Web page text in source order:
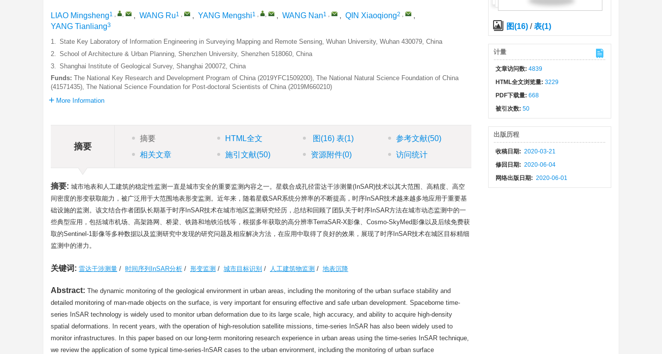
LIAO Mingsheng1 , , , WANG Ru1 , , YANG Mengshi1 , , , WANG Nan1 , , QIN Xiaoqiong2 ,
,
YANG Tianliang3
1. State Key Laboratory of Information Engineering in Surveying Mapping and Remote Sensing, Wuhan University, Wuhan 430079, China
2. School of Architecture & Urban Planning, Shenzhen University, Shenzhen 518060, China
3. Shanghai Institute of Geological Survey, Shanghai 200072, China
Funds: The National Key Research and Development Program of China (2019YFC1509200), The National Natural Science Foundation of China
(41571435), The National Science Foundation for Post-doctoral Scientists of China (2019M660210)
More Information
摘要
摘要 HTML全文 图 (16)表(1) 参考文献(50)
相关文章
施引文献(50) 资源附件(0) 访问统计
摘要: 城市地表和人工建筑的稳定性监测一直是城市安全的重要监测内容之一。星载合成孔径雷达干涉测量(InSAR)技术以其大范围、高精度、高空
间密度的形变获取能力，被广泛用于大范围地表形变监测。近年来，随着星载SAR系统分辨率的不断提高，时序InSAR技术越来越多地应用于重要基
础设施的监测。该文结合作者团队长期基于时序InSAR技术在城市地区监测研究经历，总结和回顾了团队关于时序InSAR方法在城市动态监测中的一
些典型应用，包括城市机场、高架路网、桥梁、铁路和地铁沿线等，根据多年获取的高分辨率TerraSAR-X影像、Cosmo-SkyMed影像以及后续免费获
取的Sentinel-1影像等多种数据以及监测研究中发现的研究问题及相应解决方法，在应用中取得了良好的效果，展现了时序InSAR技术在城区目标精细
监测中的潜力。
关键词: 雷达干涉测量 / 时间序列InSAR分析 / 形变监测 / 城市目标识别 / 人工建筑物监测 / 地表沉降
Abstract: The dynamic monitoring of the geological environment in urban areas, including the monitoring of the urban surface stability and
detailed monitoring of man-made objects on the surface, is very important for ensuring effective and safe urban development. Spaceborne time-
series InSAR technology is widely used to monitor urban deformation due to its large scale, high accuracy, and ability to acquire high-density
spatial deformations. In recent years, with the operation of high-resolution satellite missions, time-series InSAR has also been widely used to
monitor infrastructures. In this paper based on our long-term monitoring research experience in urban areas using the time-series InSAR technique,
we review the application of some typical time-series-InSAR cases to the urban environment, including the monitoring of urban surface
图(16)/表(1)
计量
文章访问数: 4839
HTML全文浏览量: 3229
PDF下载量: 668
被引次数: 50
出版历程
收稿日期: 2020-03-21
修回日期: 2020-06-04
网络出版日期: 2020-06-01